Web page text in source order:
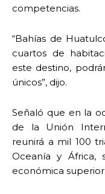
competencias.
“Bahías de
cuartos de
este destino,
únicos”, dijo.
Señaló que en la
de la Unión
reunirá a mil 100
Oceanía y África,
económica superior